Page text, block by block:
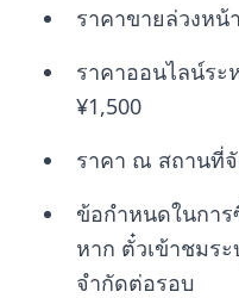
ราคาขายล่วงหน้
ราคาออนไลน์ระ
¥1,500
ราคา ณ สถานที่จั
ข้อกำหนดในกา
หาก ตั๋วเข้าชมร
จำกัดต่อรอบ